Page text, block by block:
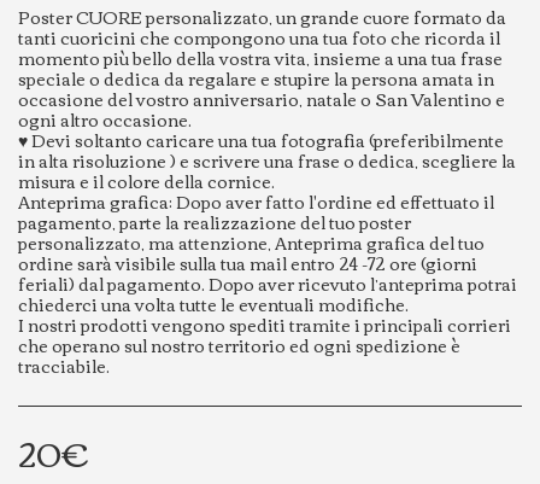
Poster CUORE personalizzato, un grande cuore formato da
tanti cuoricini che compongono una tua foto che ricorda il
momento più bello della vostra vita, insieme a una tua frase
speciale o dedica da regalare e stupire la persona amata in
occasione del vostro anniversario, natale o San Valentino e
ogni altro occasione.
♥️ Devi soltanto caricare una tua fotografia (preferibilmente
in alta risoluzione ) e scrivere una frase o dedica, scegliere la
misura e il colore della cornice.
Anteprima grafica: Dopo aver fatto l'ordine ed effettuato il
pagamento, parte la realizzazione del tuo poster
personalizzato, ma attenzione, Anteprima grafica del tuo
ordine sarà visibile sulla tua mail entro 24 -72 ore (giorni
feriali) dal pagamento. Dopo aver ricevuto l’anteprima potrai
chiederci una volta tutte le eventuali modifiche.
I nostri prodotti vengono spediti tramite i principali corrieri
che operano sul nostro territorio ed ogni spedizione è
tracciabile.
20€